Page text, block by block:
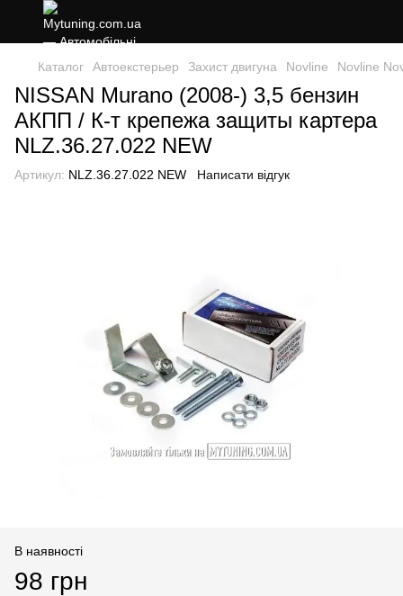
Каталог Автоекстерьер Захист двигуна Novline Novline
NISSAN Murano (2008-) 3,5 бензин
АКПП / К-т крепежа защиты картера
NLZ.36.27.022 NEW
Артикул: NLZ.36.27.022 NEW Написати відгук
В наявності
98 грн